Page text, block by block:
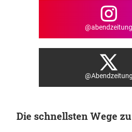
@abendzeitung
@Abendzeitung
Die schnellsten Wege